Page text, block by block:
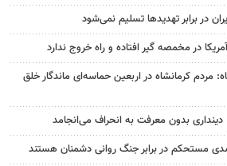
در برابر تهدیدها تسلیم نمی‌شود
در مخمصه گیر افتاده و راه خروج ندارد
مردم کرمانشاه در اربعین حماسه‌ای ماندگار خلق
دینداری بدون معرفت به انحراف می‌انجامد
مستحکم در برابر جنگ روانی دشمنان هستند